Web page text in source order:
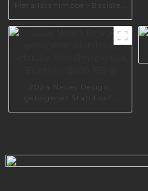
Metallstahlmöbel-Basisteil
Tischbankbeine I0650-135-
2024 Neues Design,
gebogener Stahltisch,